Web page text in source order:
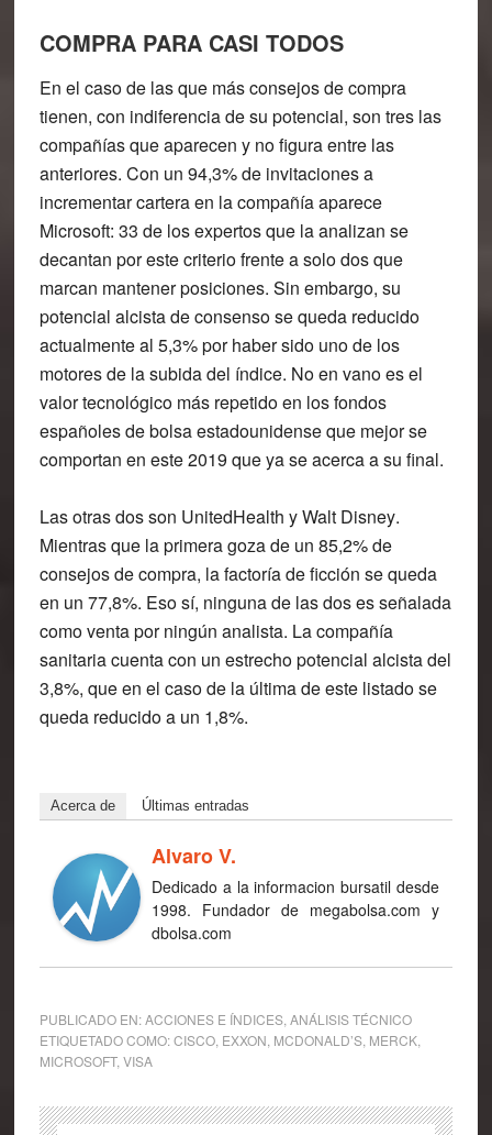
COMPRA PARA CASI TODOS
En el caso de las que más consejos de compra
tienen, con indiferencia de su potencial, son tres las
compañías que aparecen y no figura entre las
anteriores. Con un 94,3% de invitaciones a
incrementar cartera en la compañía aparece
Microsoft: 33 de los expertos que la analizan se
decantan por este criterio frente a solo dos que
marcan mantener posiciones. Sin embargo, su
potencial alcista de consenso se queda reducido
actualmente al 5,3% por haber sido uno de los
motores de la subida del índice. No en vano es el
valor tecnológico más repetido en los fondos
españoles de bolsa estadounidense que mejor se
comportan en este 2019 que ya se acerca a su final.
Las otras dos son UnitedHealth yWalt Disney.
Mientras que la primera goza de un 85,2% de
consejos de compra, la factoría de ficción se queda
en un 77,8%. Eso sí, ninguna de las dos es señalada
como venta por ningún analista. La compañía
sanitaria cuenta con un estrecho potencial alcista del
3,8%, que en el caso de la última de este listado se
queda reducido a un 1,8%.
Acerca de Últimas entradas
Alvaro V.
Dedicado a la informacion bursatil desde
1998. Fundador de megabolsa.com y
dbolsa.com
PUBLICADO EN:ACCIONES E ÍNDICES, ANÁLISIS TÉCNICO
ETIQUETADO COMO:CISCO, EXXON MCDONALD’S, MERCK,
MICROSOFT, VISA